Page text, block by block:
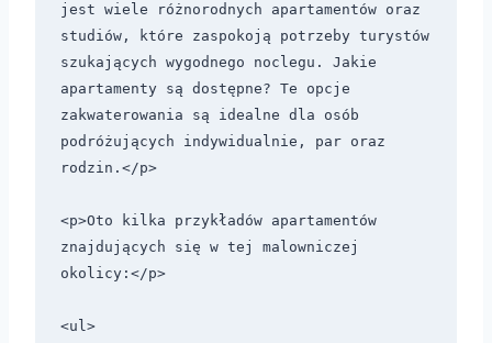
jest wiele różnorodnych apartamentów oraz
studiów, które zaspokoją potrzeby turystów
szukających wygodnego noclegu. Jakie
apartamenty są dostępne? Te opcje
zakwaterowania są idealne dla osób
podróżujących indywidualnie, par oraz
rodzin.</p>
<p>Oto kilka przykładów apartamentów
znajdujących się w tej malowniczej
okolicy:</p>
<ul>